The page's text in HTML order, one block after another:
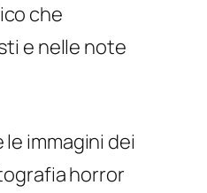
che
e nelle note
immagini dei
horror